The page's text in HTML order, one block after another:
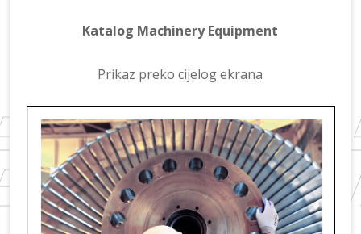
Katalog Machinery Equipment
Prikaz preko cijelog ekrana